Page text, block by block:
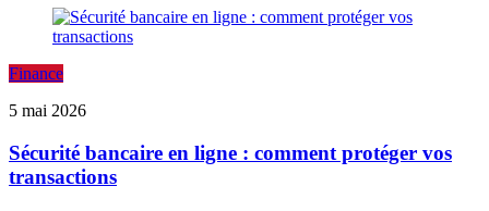
Finance
5 mai 2026
Sécurité bancaire en ligne : comment protéger vos
transactions